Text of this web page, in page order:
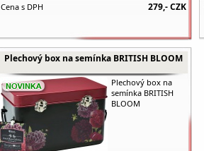
Cena s DPH 279,-CZK
Plechový box na semínka BRITISH BLOOM
Plechový box na
semínka BRITISH
BLOOM